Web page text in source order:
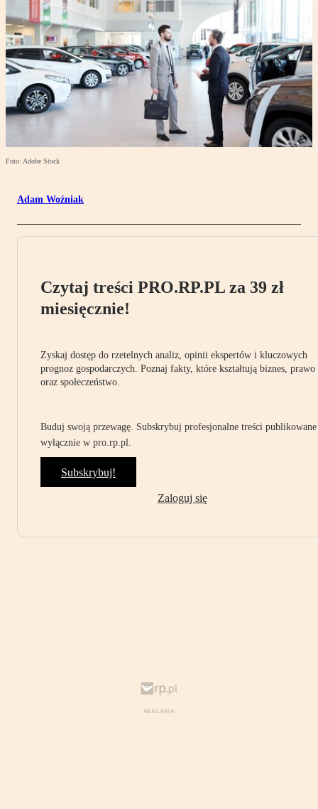
Foto: Adobe Stock
Adam Woźniak
Czytaj treści PRO.RP.PL za 39 zł
miesięcznie!
Zyskaj dostęp do rzetelnych analiz, opinii ekspertów i kluczowych
prognoz gospodarczych. Poznaj fakty, które kształtują biznes, prawo
oraz społeczeństwo.
Buduj swoją przewagę. Subskrybuj profesjonalne treści publikowane
wyłącznie w pro.rp.pl.
Subskrybuj!
Zaloguj się